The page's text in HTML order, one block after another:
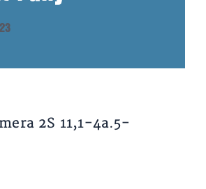
2S 11,1-4a.5-